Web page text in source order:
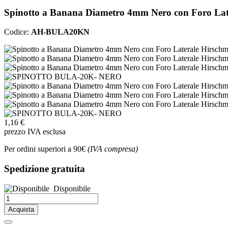
Spinotto a Banana Diametro 4mm Nero con Foro
Codice: AH-BULA20KN
1,16 €
prezzo IVA esclusa
Per ordini superiori a 90€ (IVA compresa)
Spedizione gratuita
Disponibile
Acquista